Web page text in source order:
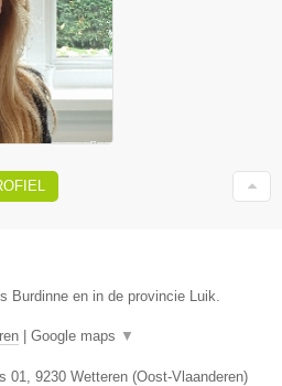
Burdinne en in de provincie Luik.
Google maps ▼
01, 9230 Wetteren (Oost-Vlaanderen)